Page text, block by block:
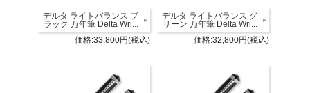
デルタ ライトバランス ブ
ラック 万年筆 Delta Wri...
価格:33,800円(税込)
デルタ ライトバランス グ
リーン 万年筆 Delta Wri...
価格:32,800円(税込)